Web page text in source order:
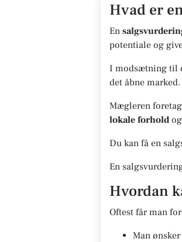
Hvad er
En
potentiale og
I modsætning til
det åbne marked.
Mægleren
lokale forhold
Du kan få en
En
Hvordan
Oftest får man
Man